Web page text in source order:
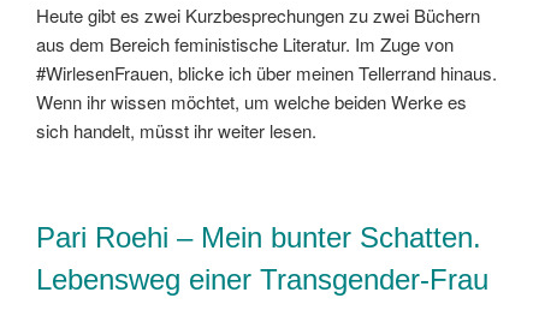
Heute gibt es zwei Kurzbesprechungen zu zwei Büchern
aus dem Bereich feministische Literatur. Im Zuge von
#WirlesenFrauen, blicke ich über meinen Tellerrand hinaus.
Wenn ihr wissen möchtet, um welche beiden Werke es
sich handelt, müsst ihr weiter lesen.
Pari Roehi – Mein bunter Schatten.
Lebensweg einer Transgender-Frau